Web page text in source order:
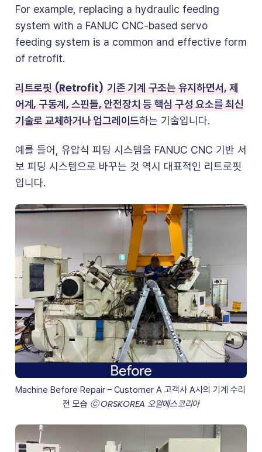
For example, replacing a hydraulic feeding
system with a FANUC CNC-based servo
feeding system is a common and effective form
of retrofit.
리트로핏 (Retrofit) 기존 기계 구조는 유지하면서, 제
어계, 구동계, 스핀들, 안전장치 등 핵심 구성 요소를 최신
기술로 교체하거나 업그레이드하는 기술입니다.
예를 들어, 유압식 피딩 시스템을 FANUC CNC 기반 서
보 피딩 시스템으로 바꾸는 것 역시 대표적인 리트로핏
입니다.
Machine Before Repair – Customer A 고객사 A사의 기계 수리
전 모습 ⓒ ORSKOREA 오알에스코리아